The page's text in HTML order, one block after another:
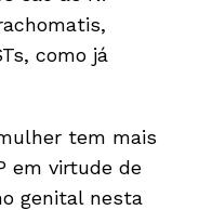
como já
tem mais
em virtude de
genital nesta